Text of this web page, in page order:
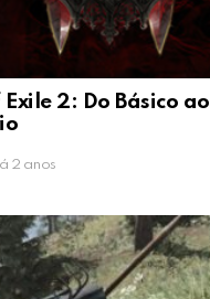
2: Do Básico ao
2 anos